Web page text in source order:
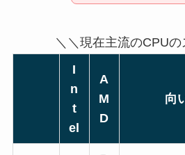
＼＼現在主流のCPUの
I
n
t
el
A
M
D
向